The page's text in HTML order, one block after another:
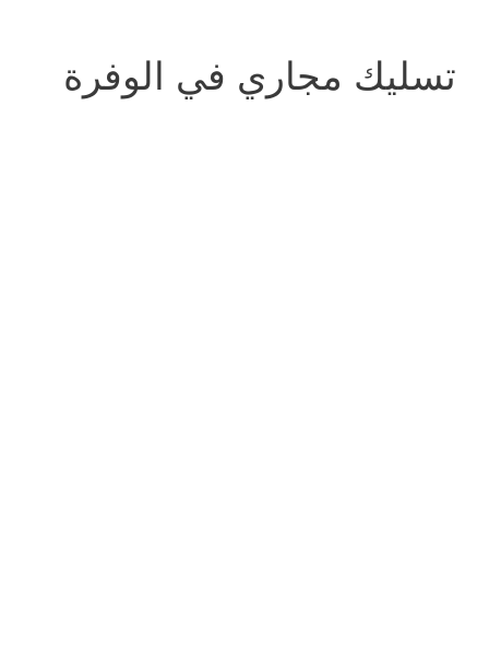
تسليك مجاري في الوفرة